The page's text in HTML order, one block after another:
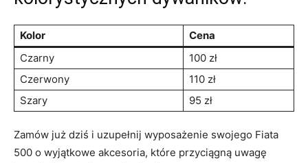
Kolor
Cena
Czarny
100 ⁤zł
Czerwony
110 zł
Szary
95 zł
Zamów już dziś i⁣ uzupełnij ⁤wyposażenie swojego Fiata
500 ⁢o wyjątkowe akcesoria, które przyciągną ⁤uwagę